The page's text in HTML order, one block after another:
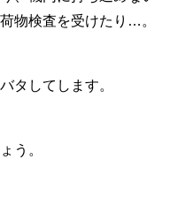
物検査を受けたり…。
タしてします。
う。